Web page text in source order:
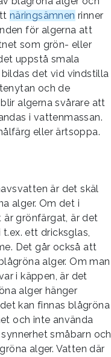
näringsämnen rinner
för algerna att
som grön- eller
uppstå smala
det vid vindstilla
och de
algerna svårare att
i vattenmassan.
eller ärtsoppa.
är det skäl
alger. Om det i
grönfärgat, är det
ett dricksglas,
Det går också att
alger. Om man
i käppen, är det
alger hänger
kan finnas blågröna
och inte använda
småbarn och
alger. Vatten där